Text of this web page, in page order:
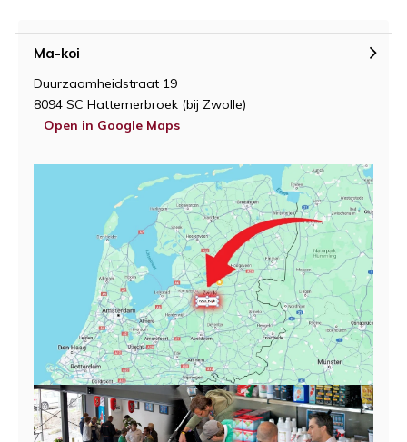
Ma-koi
Duurzaamheidstraat 19
8094 SC Hattemerbroek (bij Zwolle)
Open in Google Maps